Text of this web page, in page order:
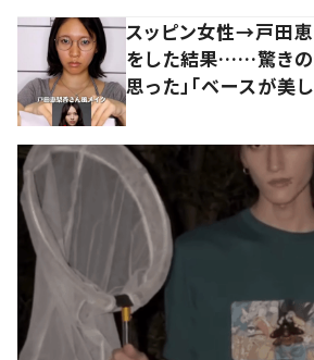
スッピン女性→戸田
をした結果……驚きの
思った」「ベースが美し